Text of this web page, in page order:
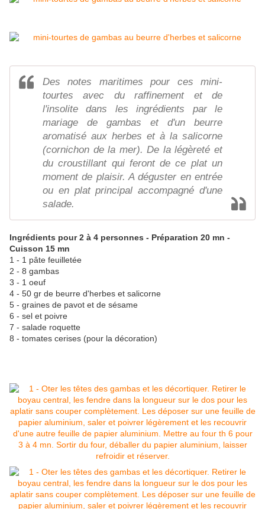
Des notes maritimes pour ces mini-
tourtes avec du raffinement et de
l'insolite dans les ingrédients par le
mariage de gambas et d'un beurre
aromatisé aux herbes et à la salicorne
(cornichon de la mer). De la légèreté et
du croustillant qui feront de ce plat un
moment de plaisir. A déguster en entrée
ou en plat principal accompagné d'une
salade.
Ingrédients pour 2 à 4 personnes - Préparation 20 mn -
Cuisson 15 mn
1 - 1 pâte feuilletée
2 - 8 gambas
3 - 1 oeuf
4 - 50 gr de beurre d'herbes et salicorne
5 - graines de pavot et de sésame
6 - sel et poivre
7 - salade roquette
8 - tomates cerises (pour la décoration)